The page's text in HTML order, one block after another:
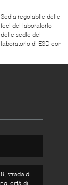
Sedia regolabile delle
feci del laboratorio
delle sedie del
laboratorio di ESD con
strada di
città di